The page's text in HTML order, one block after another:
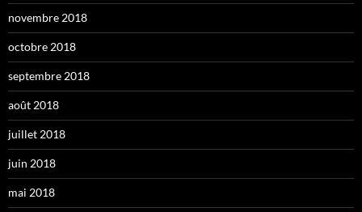
novembre 2018
octobre 2018
septembre 2018
août 2018
juillet 2018
juin 2018
mai 2018